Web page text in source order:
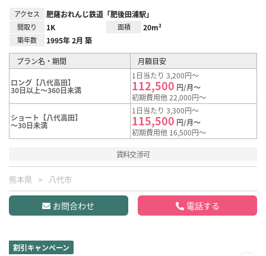
アクセス 肥薩おれんじ鉄道「肥後田浦駅」
間取り 1K 面積 20m²
築年数 1995年 2月 築
プラン名・期間 月額目安
ロング【八代高田】
30日以上～360日未満
1日当たり 3,200円～
112,500 円/月～
初期費用他 22,000円～
ショート【八代高田】
～30日未満
1日当たり 3,300円～
115,500 円/月～
初期費用他 16,500円～
賃料交渉可
熊本県 八代市
お問合わせ 電話する
割引キャンペーン